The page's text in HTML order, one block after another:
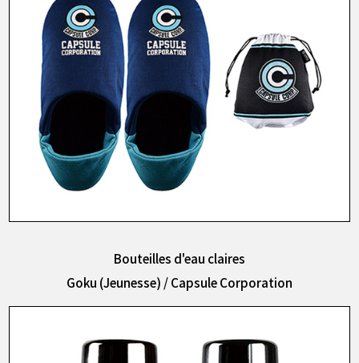
Bouteilles d'eau claires
Goku (Jeunesse) / Capsule Corporation